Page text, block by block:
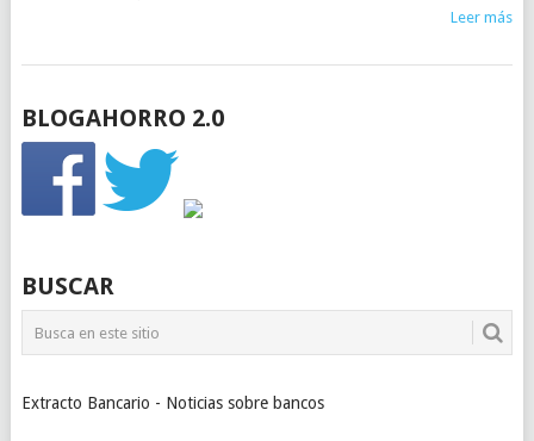
Leer más
BLOGAHORRO 2.0
BUSCAR
Extracto Bancario - Noticias sobre bancos